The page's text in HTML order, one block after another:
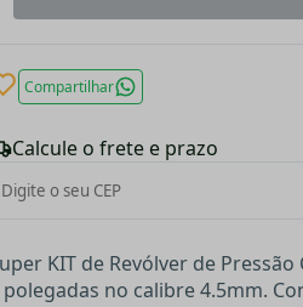
Compartilhar
Calcule o frete e prazo
KIT de Revólver de
polegadas no calibre 4.5mm.